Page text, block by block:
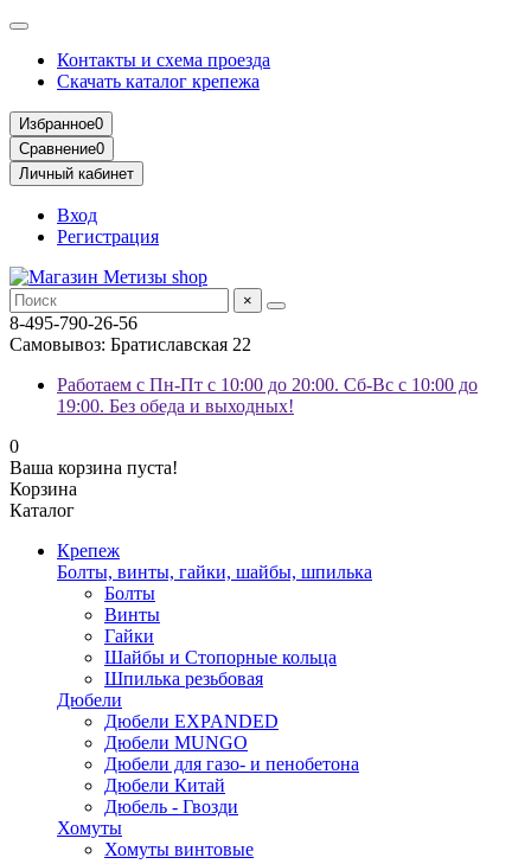
Контакты и схема проезда
Скачать каталог крепежа
Избранное0
Сравнение0
Личный кабинет
Вход
Регистрация
×
8-495-790-26-56
Самовывоз: Братиславская 22
Работаем с Пн-Пт с 10:00 до 20:00. Сб-Вс с 10:00 до
19:00. Без обеда и выходных!
0
Ваша корзина пуста!
Корзина
Каталог
Крепеж
Болты, винты, гайки, шайбы, шпилька
Болты
Винты
Гайки
Шайбы и Стопорные кольца
Шпилька резьбовая
Дюбели
Дюбели EXPANDED
Дюбели MUNGO
Дюбели для газо- и пенобетона
Дюбели Китай
Дюбель - Гвозди
Хомуты
Хомуты винтовые